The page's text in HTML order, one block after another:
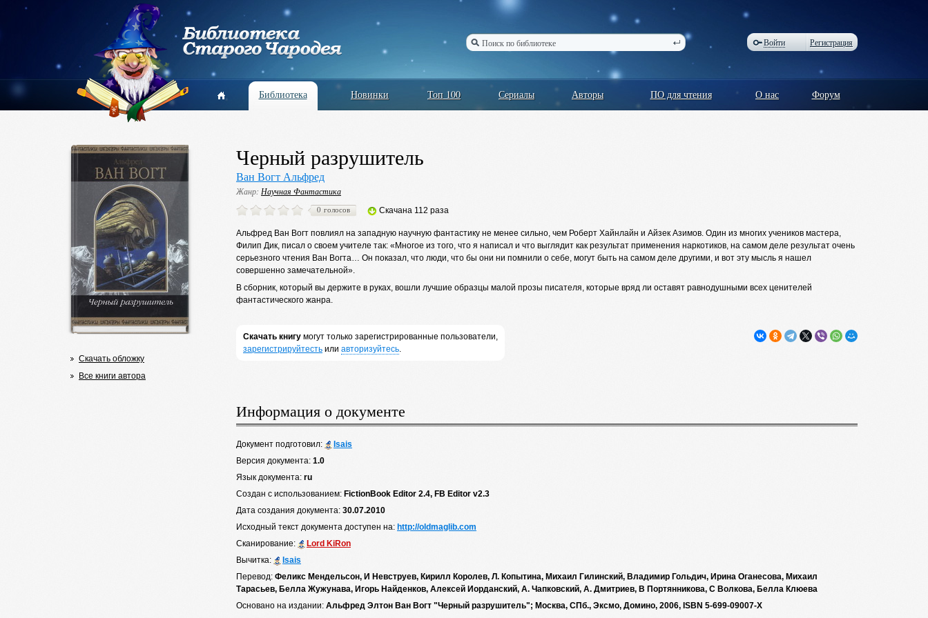
Войти Регистрация
Библиотека Новинки Топ 100 Сериалы Авторы ПО для чтения О нас Форум
Скачать обложку
Все книги автора
Черный разрушитель
Ван Вогт Альфред
Жанр: Научная Фантастика
0 голосов Скачана 112 раза
Альфред Ван Вогт повлиял на западную научную фантастику не менее сильно, чем Роберт Хайнлайн и Айзек Азимов. Один из многих учеников мастера,
Филип Дик, писал о своем учителе так: «Многое из того, что я написал и что выглядит как результат применения наркотиков, на самом деле результат очень
серьезного чтения Ван Вогта… Он показал, что люди, что бы они ни помнили о себе, могут быть на самом деле другими, и вот эту мысль я нашел
совершенно замечательной».
В сборник, который вы держите в руках, вошли лучшие образцы малой прозы писателя, которые вряд ли оставят равнодушными всех ценителей
фантастического жанра.
Скачать книгу могут только зарегистрированные пользователи,
зарегистрируйтесть или авторизуйтесь.
Информация о документе
Документ подготовил:
Isais
Версия документа: 1.0
Язык документа: ru
Создан с использованием: FictionBook Editor 2.4, FB Editor v2.3
Дата создания документа: 30.07.2010
Исходный текст документа доступен на: http://oldmaglib.com
Сканирование:
Lord KiRon
Вычитка:
Isais
Перевод: Феликс Мендельсон, И Невструев, Кирилл Королев, Л. Копытина, Михаил Гилинский, Владимир Гольдич, Ирина Оганесова, Михаил
Тарасьев, Белла Жужунава, Игорь Найденков, Алексей Иорданский, А. Чапковский, А. Дмитриев, В Портянникова, С Волкова, Белла Клюева
Основано на издании: Альфред Элтон Ван Вогт "Черный разрушитель"; Москва, СПб., Эксмо, Домино, 2006, ISBN 5-699-09007-Х